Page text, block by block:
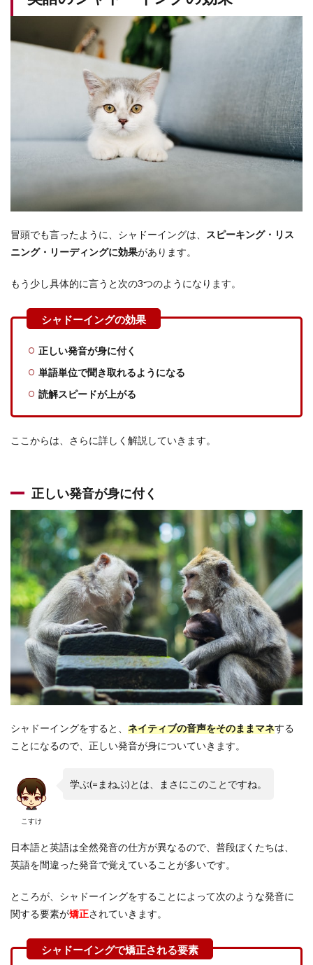
正し
いや
3.1
だ発
ップ2.
スト
を見
らシ
ャド
ング
ステ
何も
見ず
にシ
ャド
ング
ドー
イン
グに
おす
すめ
の教
材
4.1
究極の
リスニ
ング
vol.1〜
4
4.2
映
画・
マ
4.3
5
まと
め
冒頭でも言ったように、シャドーイングは、
スピーキング・リス
ニング・リーディングに効果があります。
もう少し具体的に言うと次の3つのようになります。
正しい発音が身に付く
単語単位で聞き取れるようになる
読解スピードが上がる
ここからは、さらに詳しく解説していきます。
正しい発音が身に付く
シャドーイングをすると、 ネイティブの音声をそのままマネする
ことになるので、正しい発音が身についていきます。
こすけ
学ぶ(=まねぶ)とは、まさにこのことですね。
日本語と英語は全然発音の仕方が異なるので、普段ぼくたちは、
英語を間違った発音で覚えていることが多いです。
ところが、シャドーイングをすることによって次のような発音に
関する要素が矯正されていきます。